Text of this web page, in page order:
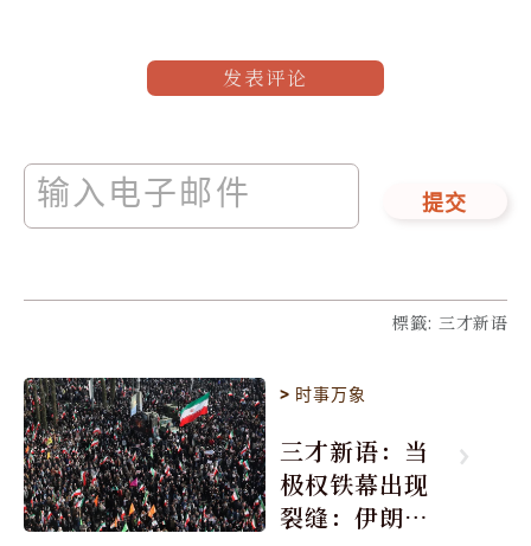
发表评论
提交
標籤: 三才新语
> 时事万象
三才新语：当
极权铁幕出现
裂缝：伊朗的